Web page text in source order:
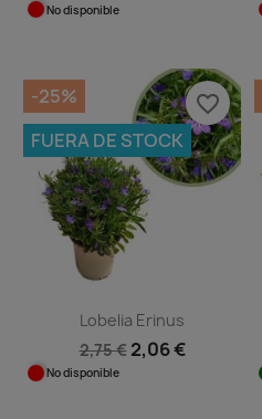
No disponible
Lobelia Erinus
2,75 € 2,06 €
No disponible
-25%
FUERA DE STOCK
favorite_border